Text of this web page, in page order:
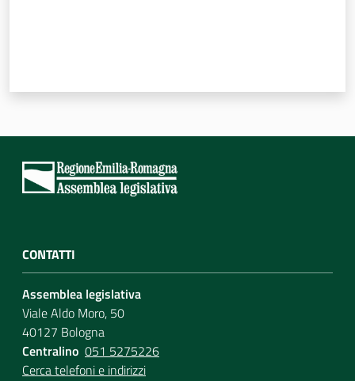
Attività
Argomenti
Per i cittadini
CONTATTI
Assemblea legislativa
Viale Aldo Moro, 50
40127 Bologna
Centralino 051 5275226
Cerca telefoni e indirizzi